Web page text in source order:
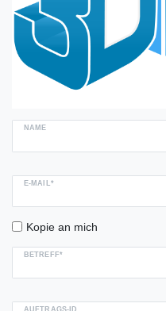
NAME
E-MAIL*
Kopie an mich
BETREFF*